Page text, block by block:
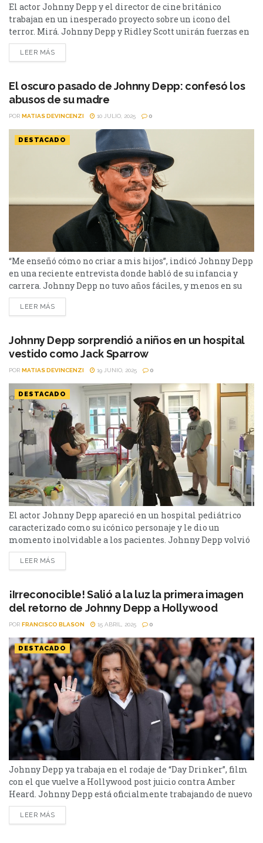
El actor Johnny Depp y el director de cine británico
trabajan en un inesperado proyecto sobre un icono del
terror. Mirá. Johnny Depp y Ridley Scott unirán fuerzas en
un nuevo proyecto de novela gráfica que ha sorprendido a
todos por su formato. Titulada Hyde, la historia
Mr. Hyde escrita...
LEER MÁS
El oscuro pasado de Johnny Depp: confesó los
abusos de su madre
POR MATIAS DEVINCENZI 10 JULIO, 2025 0
DESTACADO
“Me enseñó cómo no criar a mis hijos”, indicó Johnny Depp
en una reciente entrevista donde habló de su infancia y
carrera. Johnny Depp no tuvo años fáciles, y menos en su
infancia. En una entrevista con el medio británico The
Telegraph, relató como vivió los abusos físicos que sufrió
LEER MÁS
Johnny Depp sorprendió a niños en un hospital
vestido como Jack Sparrow
POR MATIAS DEVINCENZI 19 JUNIO, 2025 0
DESTACADO
El actor Johnny Depp apareció en un hospital pediátrico
caracterizado como su icónico personaje y le dio un
momento inolvidable a los pacientes. Johnny Depp volvió
a meterse en la piel de Jack Sparrow, el inolvidable
capitán de Piratas del Caribe, pero esta vez no fue para una
estadounidense visitó el Hospital...
LEER MÁS
¡Irreconocible! Salió a la luz la primera imagen
del retorno de Johnny Depp a Hollywood
POR FRANCISCO BLASON 15 ABRIL, 2025 0
DESTACADO
Johnny Depp ya trabaja en el rodaje de “Day Drinker”, film
con el que vuelve a Hollywood post juicio contra Amber
Heard. Johnny Depp está oficialmente trabajando de nuevo
para una producción Hollywoodense. El reconocido actor,
que le dio vida a personajes icónicos como Jack Sparrow,
LEER MÁS